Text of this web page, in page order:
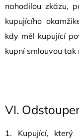
nahodilou zkázu,
kupujícího
kdy měl kupující
kupní smlouvou tak
VI.
1. Kupující, který